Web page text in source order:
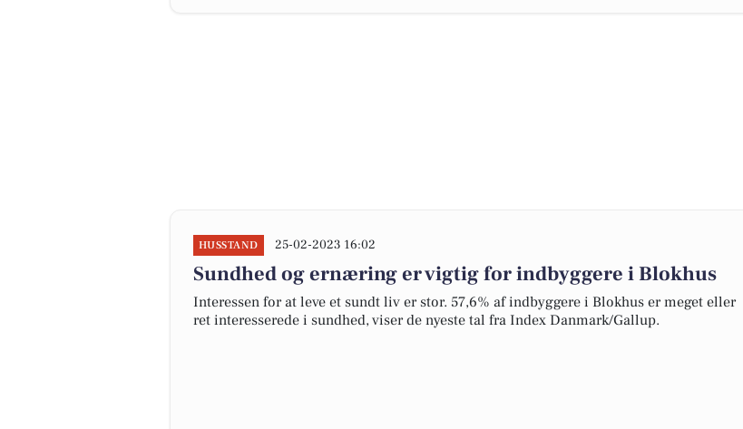
HUSSTAND 25-02-2023 16:02
Sundhed og ernæring er vigtig for indbyggere i Blokhus
Interessen for at leve et sundt liv er stor. 57,6% af indbyggere i Blokhus er meget eller
ret interesserede i sundhed, viser de nyeste tal fra Index Danmark/Gallup.